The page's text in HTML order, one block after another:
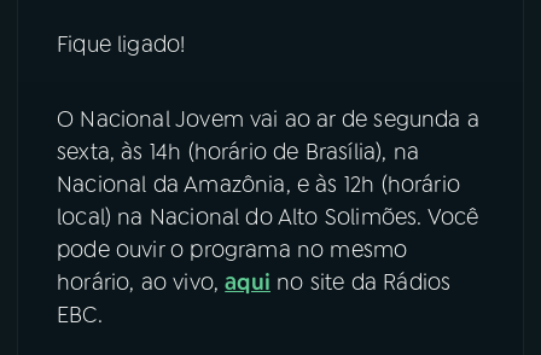
Fique ligado!
O Nacional Jovem vai ao ar de segunda a
sexta, às 14h (horário de Brasília), na
Nacional da Amazônia, e às 12h (horário
local) na Nacional do Alto Solimões. Você
pode ouvir o programa no mesmo
horário, ao vivo,aqui no site da Rádios
EBC.